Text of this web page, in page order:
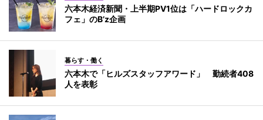
六本木経済新聞・上半期PV1位は「ハードロックカ
フェ」のB’z企画
暮らす・働く
六本木で「ヒルズスタッフアワード」 勤続者408
人を表彰